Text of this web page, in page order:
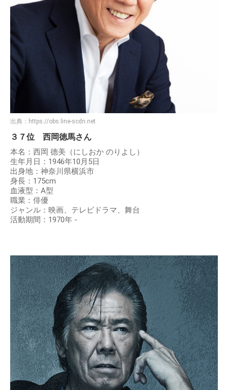
出典： https://obs.line-scdn.net
３７位 西岡徳馬さん
本名：西岡 德美（にしおか のりよし）
生年月日：1946年10月5日
出身地：神奈川県横浜市
身長：175cm
血液型：A型
職業：俳優
ジャンル：映画、テレビドラマ、舞台
活動期間：1970年 -